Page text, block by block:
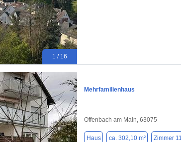
1 / 16
Mehrfamilienhaus
Offenbach am Main, 63075
Haus ca. 302,10 m² Zimmer 11